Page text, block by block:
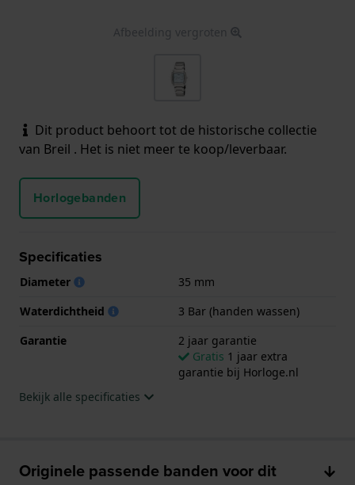
Afbeelding vergroten
Dit product behoort tot de historische collectie
van Breil . Het is niet meer te koop/leverbaar.
Horlogebanden
Specificaties
Diameter
35 mm
Waterdichtheid
3 Bar (handen wassen)
Garantie
2 jaar garantie
Gratis 1 jaar extra
garantie bij Horloge.nl
Bekijk alle specificaties
Originele passende banden voor dit